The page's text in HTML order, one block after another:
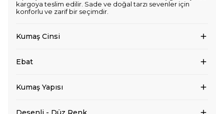
kargoya teslim edilir. Sade ve doğal tarzı sevenler için
konforlu ve zarif bir seçimdir.
Kumaş Cinsi
Ebat
Kumaş Yapısı